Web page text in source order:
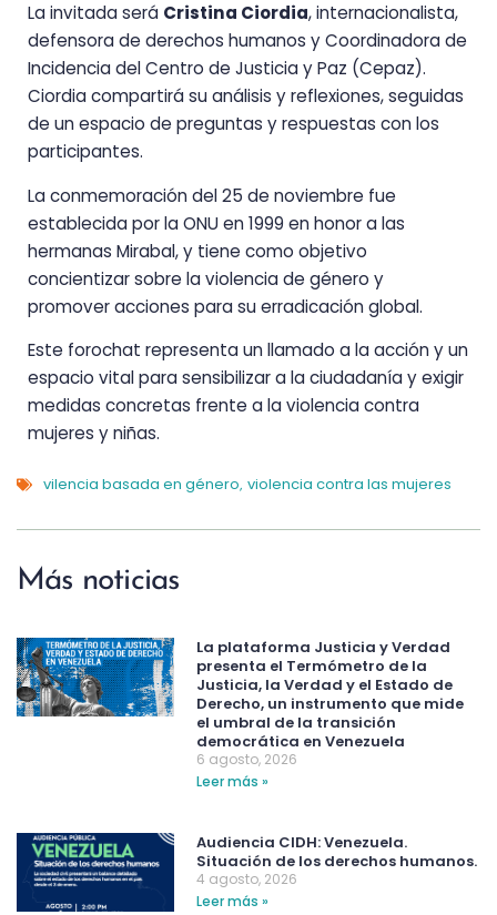
La invitada será Cristina Ciordia, internacionalista,
defensora de derechos humanos y Coordinadora de
Incidencia del Centro de Justicia y Paz (Cepaz).
Ciordia compartirá su análisis y reflexiones, seguidas
de un espacio de preguntas y respuestas con los
participantes.
La conmemoración del 25 de noviembre fue
establecida por la ONU en 1999 en honor a las
hermanas Mirabal, y tiene como objetivo
concientizar sobre la violencia de género y
promover acciones para su erradicación global.
Este forochat representa un llamado a la acción y un
espacio vital para sensibilizar a la ciudadanía y exigir
medidas concretas frente a la violencia contra
mujeres y niñas.
vilencia basada en género, violencia contra las mujeres
Más noticias
La plataforma Justicia y Verdad
presenta el Termómetro de la
Justicia, la Verdad y el Estado de
Derecho, un instrumento que mide
el umbral de la transición
democrática en Venezuela
6 agosto, 2026
Leer más »
Audiencia CIDH: Venezuela.
Situación de los derechos humanos.
4 agosto, 2026
Leer más »